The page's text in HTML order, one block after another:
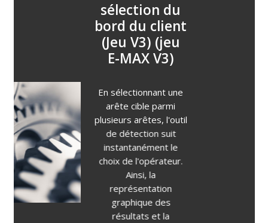
sélection du
bord du client
(Jeu V3) (jeu
En sélectionnant une
arête cible parmi
plusieurs arêtes, l'outil
de détection suit
instantanément le
choix de l'opérateur.
Ainsi, la
représentation
graphique des